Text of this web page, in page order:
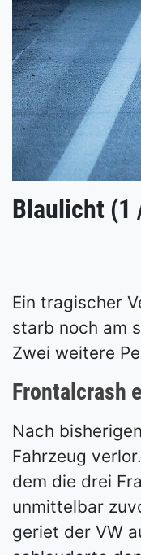
Blaulicht (1
Ein tragischer
starb noch am
Zwei weitere
Frontalcrash
Nach
Fahrzeug
dem die drei
unmittelbar
geriet der VW